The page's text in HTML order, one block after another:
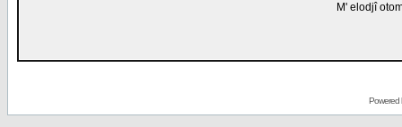
M' elodjî
Powered